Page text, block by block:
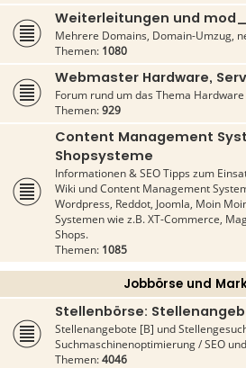
Weiterleitungen und
Mehrere Domains, Domain-Umzug,
Themen: 1080
Webmaster Hardware,
Forum rund um das Thema
Themen:929
Content Management
Shopsysteme
Informationen & SEO Tipps zum
Wiki und Content Management
Wordpress, Reddot, Joomla, Moin
Systemen wie z.B. XT-Commerce,
Shops.
Themen: 1085
Jobbörse und
Stellenbörse:
Stellenangebote [B] und
Suchmaschinenoptimierung / SEO
Themen:4046